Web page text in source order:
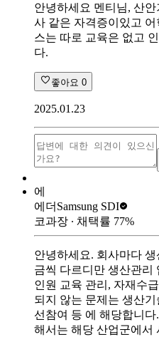
안녕하세요 멘티님, 산안
사 같은 자격증이있고
스는 따로 교육은 없고
다.
좋아요 0
2025.01.23
에
에더 Samsung SDI
코과장 ∙ 채택률 77%
안녕하세요. 회사마다
금씩 다르디만 생산관리
인원 교육 관리, 자재수
되지 않는 문제는 생산
선참여 등 에 해당합니
해서는 해당 산업군에서